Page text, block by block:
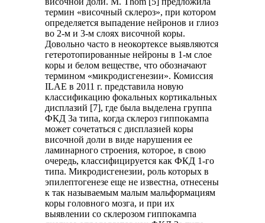
термин «височный склероз», при котором
определяется выпадение нейронов и глиоз
во 2-м и 3-м слоях височной коры.
Довольно часто в неокортексе выявляются
гетеротопированные нейроны в 1-м слое
коры и белом веществе, что обозначают
термином «микродисгенезии». Комиссия
ILAE в 2011 г. представила новую
классификацию фокальных кортикальных
дисплазий [7], где была выделена группа
ФКД 3а типа, когда склероз гиппокампа
может сочетаться с дисплазией коры
височной доли в виде нарушения ее
ламинарного строения, которое, в свою
очередь, классифицируется как ФКД 1-го
типа. Микродисгенезии, роль которых в
эпилептогенезе еще не известна, отнесены
к так называемым малым мальформациям
коры головного мозга, и при их
выявлении со склерозом гиппокампа